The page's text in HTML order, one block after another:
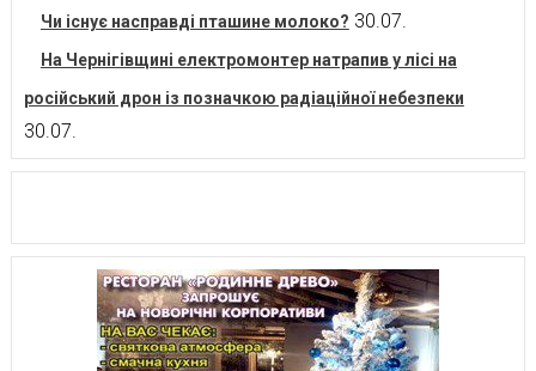
Чи існує насправді пташине молоко? 30.07.
На Чернігівщині електромонтер натрапив у лісі на
російський дрон із позначкою радіаційної небезпеки
30.07.